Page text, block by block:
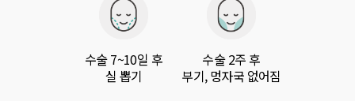
수술 7~10일 후
실 뽑기
수술 2주 후
부기, 멍자국 없어짐